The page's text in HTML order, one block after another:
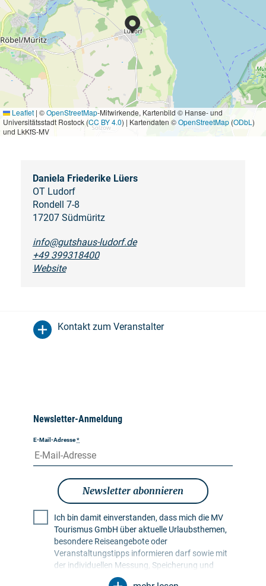
Leaflet | ©OpenStreetMap-Mitwirkende, Kartenbild © Hanse- und
Universitätsstadt Rostock (CC BY 4.0) | Kartendaten ©OpenStreetMap(ODbL )
und LkKfS-MV
Daniela Friederike Lüers
OT Ludorf
Rondell 7-8
17207 Südmüritz
info@gutshaus-ludorf.de
+49 399318400
Website
Kontakt zum Veranstalter
Newsletter-Anmeldung
E-Mail-Adresse*
Newsletter abonnieren
Ich bin damit einverstanden, dass mich die MV
Tourismus GmbH über aktuelle Urlaubsthemen,
besondere Reiseangebote oder
Veranstaltungstipps informieren darf sowie mit
der individuellen Messung, Speicherung und
Auswertung von Öffnungs- und Klickraten in